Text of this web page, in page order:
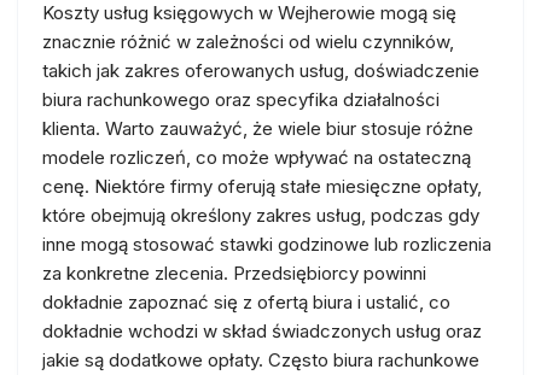
Koszty usług księgowych w Wejherowie mogą się
znacznie różnić w zależności od wielu czynników,
takich jak zakres oferowanych usług, doświadczenie
biura rachunkowego oraz specyfika działalności
klienta. Warto zauważyć, że wiele biur stosuje różne
modele rozliczeń, co może wpływać na ostateczną
cenę. Niektóre firmy oferują stałe miesięczne opłaty,
które obejmują określony zakres usług, podczas gdy
inne mogą stosować stawki godzinowe lub rozliczenia
za konkretne zlecenia. Przedsiębiorcy powinni
dokładnie zapoznać się z ofertą biura i ustalić, co
dokładnie wchodzi w skład świadczonych usług oraz
jakie są dodatkowe opłaty. Często biura rachunkowe